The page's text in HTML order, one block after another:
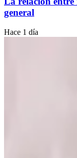
general
Hace 1 día